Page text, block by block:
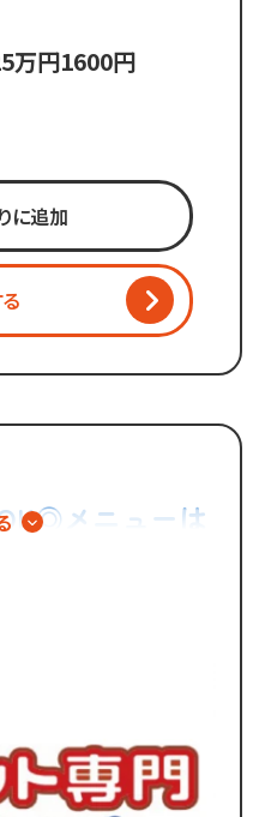
る
い...」
」
万円1600円
に追加
メニューは
ーやカラー、